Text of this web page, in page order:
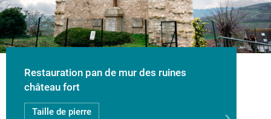
Restauration pan de mur des ruines
château fort
Taille de pierre